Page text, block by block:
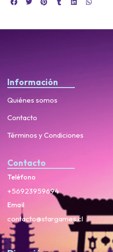
Información
Quiénes somos
Contacto
Términos y Condiciones
Contacto
Teléfono
+56923959694
Email
contacto@stargames.cl